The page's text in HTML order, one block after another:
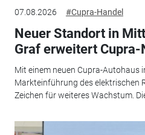
07.08.2026 #Cupra-Handel
Neuer Standort in
Graf erweitert Cupra-
Mit einem neuen Cupra-Autohaus
Markteinführung des elektrischen
Zeichen für weiteres Wachstum.